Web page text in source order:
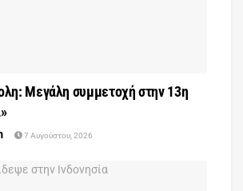
Μεγάλη συμμετοχή στην 13η
7 Αυγούστου, 2026